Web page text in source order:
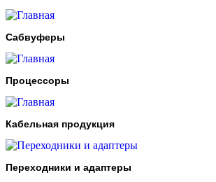
Сабвуферы
Процессоры
Кабельная продукция
Переходники и адаптеры